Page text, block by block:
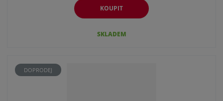
KOUPIT
SKLADEM
DOPRODEJ